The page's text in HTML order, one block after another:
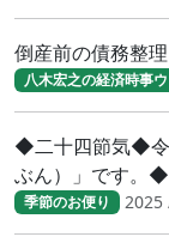
倒産前の債務整
八木宏之の経済時事
◆二十四節気◆令
ぶん）」です。◆
季節のお便り 2025